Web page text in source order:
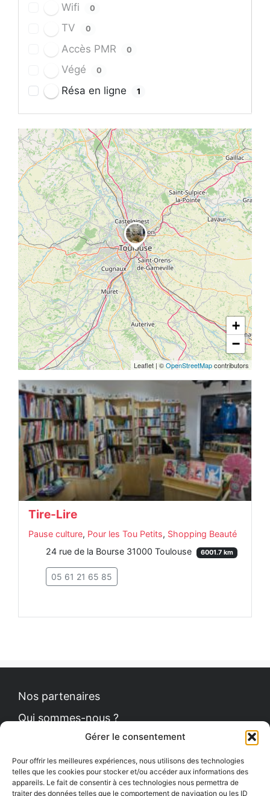
Gérer le consentement
Pour offrir les meilleures expériences, nous utilisons des technologies
telles que les cookies pour stocker et/ou accéder aux informations des
appareils. Le fait de consentir à ces technologies nous permettra de
traiter des données telles que le comportement de navigation ou les ID
Wifi 0
TV 0
Accès PMR 0
Végé 0
Résa en ligne 1
Tire-Lire
Pause culture, Pour les Tou Petits, Shopping Beauté
24 rue de la Bourse 31000 Toulouse
6001.7 km
05 61 21 65 85
+
−
Leaflet | ©OpenStreetMapcontributors
Nos partenaires
Qui sommes-nous ?
Politique de cookies